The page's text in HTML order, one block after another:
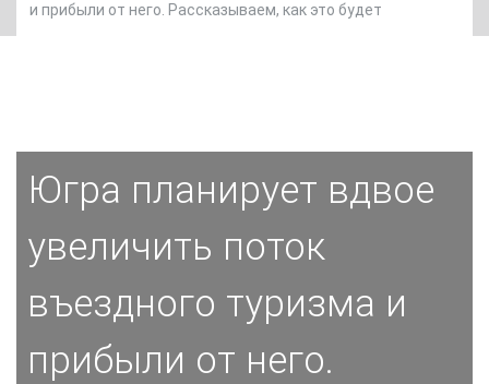
и прибыли от него. Рассказываем, как это будет
Югра планирует вдвое
увеличить поток
въездного туризма и
прибыли от него.